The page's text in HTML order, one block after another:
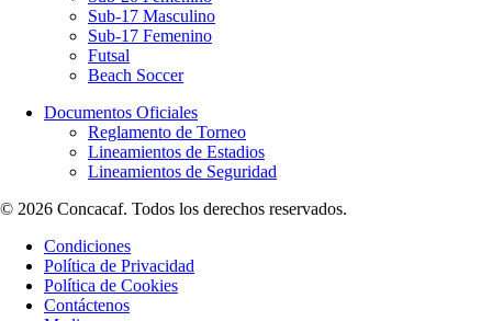
Sub-17 Masculino
Sub-17 Femenino
Futsal
Beach Soccer
Documentos Oficiales
Reglamento de Torneo
Lineamientos de Estadios
Lineamientos de Seguridad
© 2026 Concacaf. Todos los derechos reservados.
Condiciones
Política de Privacidad
Política de Cookies
Contáctenos